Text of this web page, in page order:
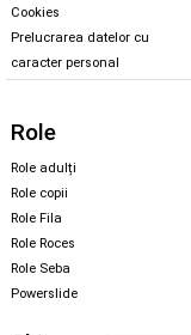
Cookies
Prelucrarea datelor cu
caracter personal
Role
Role adulți
Role copii
Role Fila
Role Roces
Role Seba
Powerslide